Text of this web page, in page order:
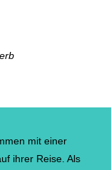
mit einer
ihrer Reise. Als